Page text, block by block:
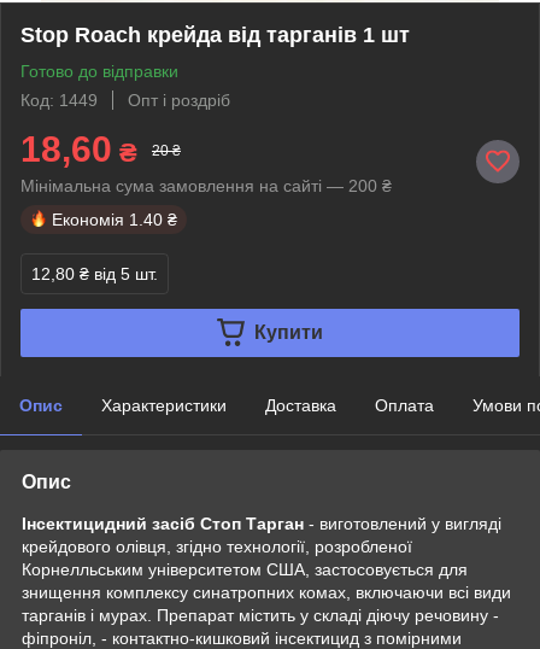
Stop Roach крейда від тарганів 1 шт
Готово до відправки
Код: 1449
Опт і роздріб
18,60 ₴ 20 ₴
Мінімальна сума замовлення на сайті — 200 ₴
Економія 1.40 ₴
12,80 ₴ від 5 шт.
Купити
Опис Характеристики Доставка Оплата Умови
Опис
Інсектицидний засіб Стоп Тарган - виготовлений у вигляді
крейдового олівця, згідно технології, розробленої
Корнелльським університетом США, застосовується для
знищення комплексу синатропних комах, включаючи всі види
тарганів і мурах. Препарат містить у складі діючу речовину -
фіпроніл, - контактно-кишковий інсектицид з помірними